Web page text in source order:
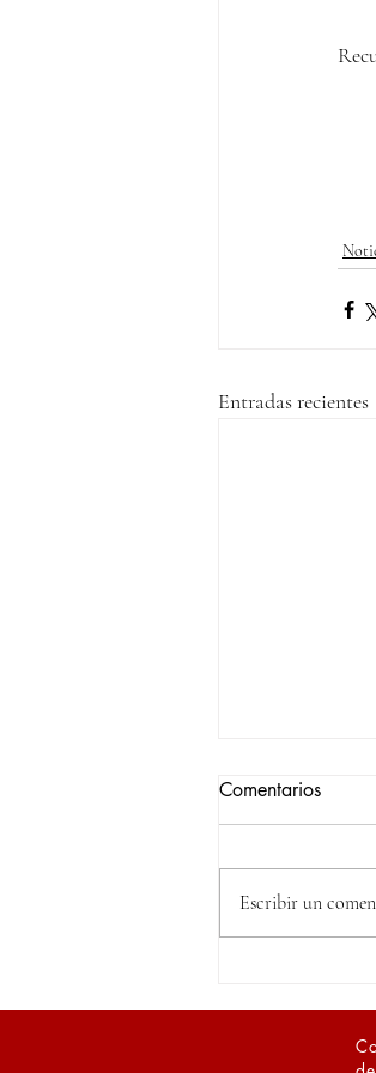
Entradas recientes
Comentarios
Escribir un